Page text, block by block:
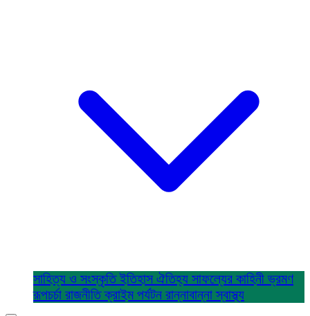
সাহিত্য ও সংস্কৃতিইতিহাস ঐতিহ্য সাফল্যের কাহিনীভ্রমণ
রূপচর্চা রাজনীতিক্রাইম পর্যটন রান্নাবান্নাস্বাস্থ্য